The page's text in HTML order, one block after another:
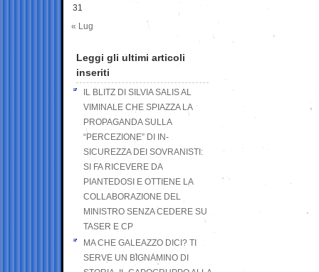
31
« Lug
Leggi gli ultimi articoli
inseriti
IL BLITZ DI SILVIA SALIS AL
VIMINALE CHE SPIAZZA LA
PROPAGANDA SULLA
“PERCEZIONE” DI IN-
SICUREZZA DEI SOVRANISTI:
SI FA RICEVERE DA
PIANTEDOSI E OTTIENE LA
COLLABORAZIONE DEL
MINISTRO SENZA CEDERE SU
TASER E CP
MA CHE GALEAZZO DICI? TI
SERVE UN BIGNAMINO DI